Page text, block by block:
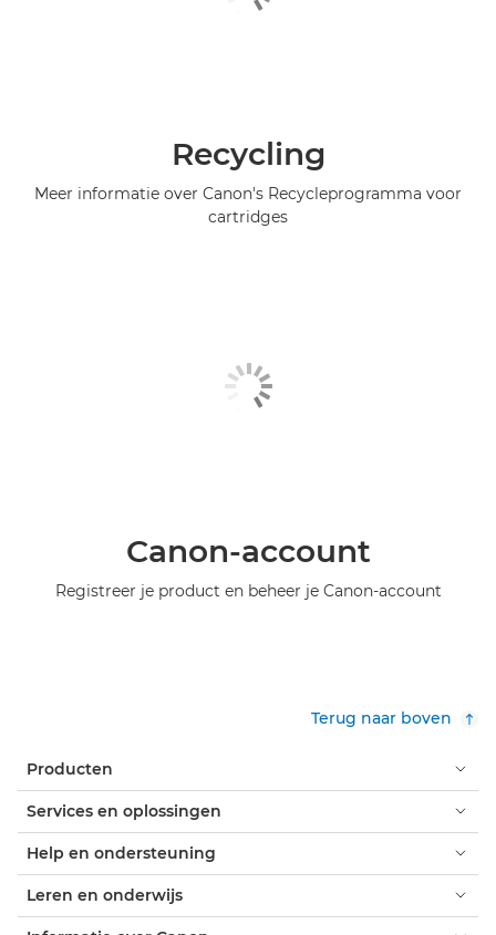
Recycling
Meer informatie over Canon's Recycleprogramma voor
cartridges
Canon-account
Registreer je product en beheer je Canon-account
Terug naar boven
Producten
Services en oplossingen
Help en ondersteuning
Leren en onderwijs